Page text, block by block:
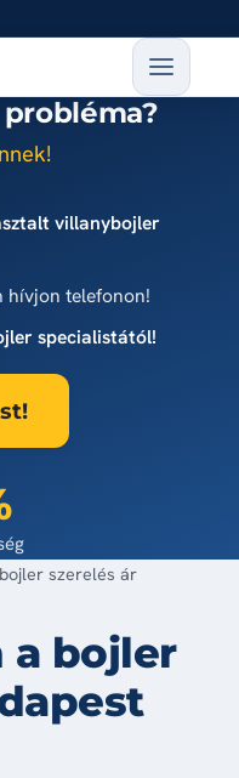
villanybojler
hívjon telefonon!
specialistától!
szerelés ár
a bojler